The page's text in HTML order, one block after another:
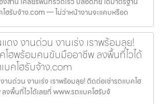
โฮรับจ้าง.com — ไม่ว่าหน้างานจะแคบหรือด
ดง งานด่วน งานเร่ง เราพร้อมลุย!
โฮพร้อมคนขับมืออาชีพ ลงพื้นที่ไวได้
คโฮรับจ้าง.com
านด่วน งานเร่ง เราพร้อมลุย! ติดต่อเช่ารถแบคโฮ
พื้นที่ไวได้เลยที่ www.รถแบคโฮรับจ้